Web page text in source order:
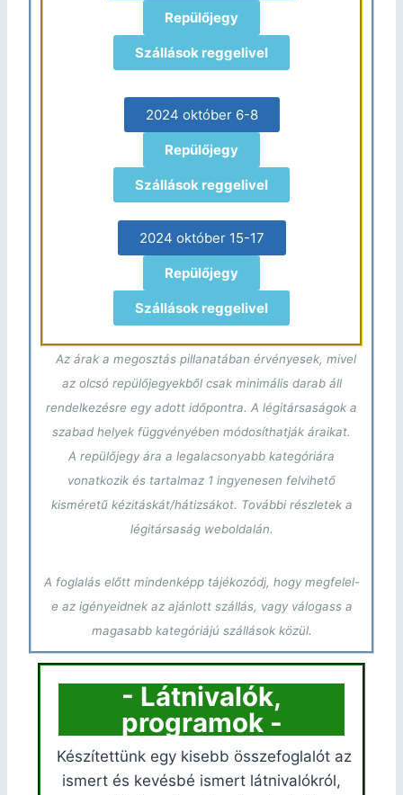
Repülőjegy
Szállások reggelivel
2024 október 6-8
Repülőjegy
Szállások reggelivel
2024 október 15-17
Repülőjegy
Szállások reggelivel
Az árak a megosztás pillanatában érvényesek, mivel
az olcsó repülőjegyekből csak minimális darab áll
rendelkezésre egy adott időpontra. A légitársaságok a
szabad helyek függvényében módosíthatják áraikat.
A repülőjegy ára a legalacsonyabb kategóriára
vonatkozik és tartalmaz 1 ingyenesen felvihető
kisméretű kézitáskát/hátizsákot. További részletek a
légitársaság weboldalán.
A foglalás előtt mindenképp tájékozódj, hogy megfelel-
e az igényeidnek az ajánlott szállás, vagy válogass a
magasabb kategóriájú szállások közül.
- Látnivalók,
programok -
Készítettünk egy kisebb összefoglalót az
ismert és kevésbé ismert látnivalókról,